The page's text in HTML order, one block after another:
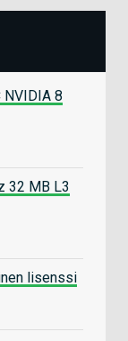
NVIDIA 8
32 MB L3
lisenssi